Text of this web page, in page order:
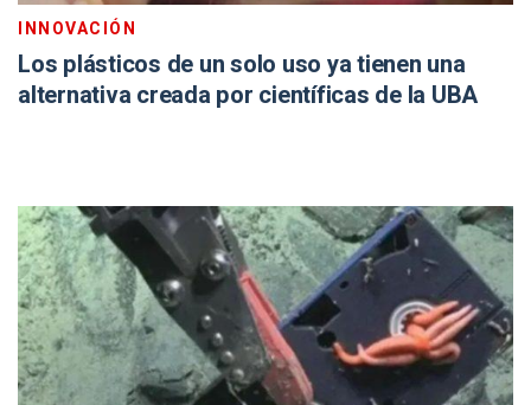
INNOVACIÓN
Los plásticos de un solo uso ya tienen una
alternativa creada por científicas de la UBA